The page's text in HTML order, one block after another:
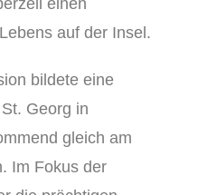
einen
auf der Insel.
bildete eine
Georg in
gleich am
Im Fokus der